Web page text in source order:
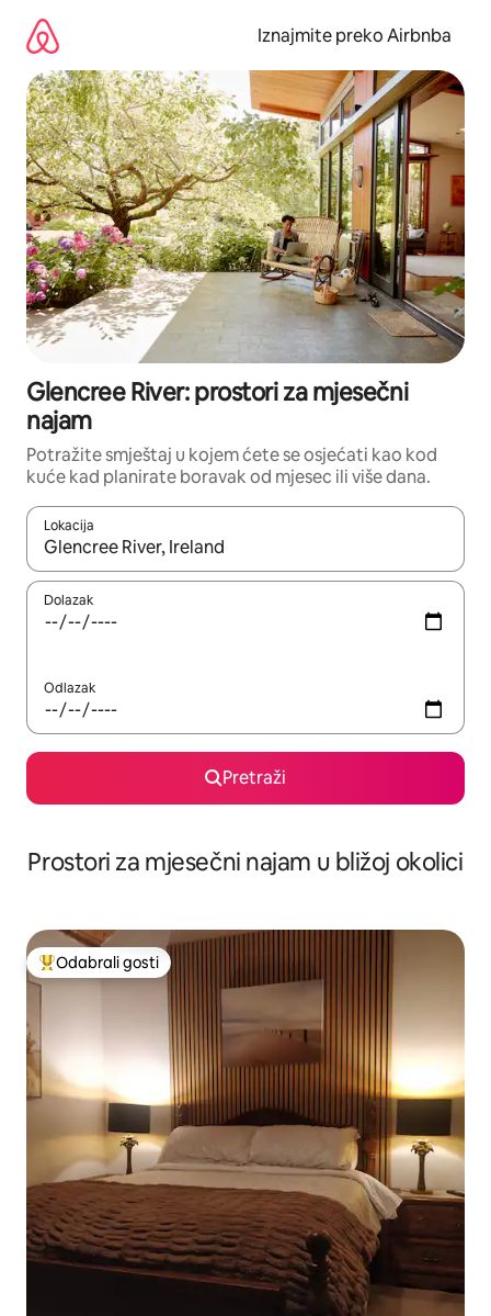
sadržaj
Iznajmite preko Airbnba
Glencree River: prostori za mjesečni
najam
Potražite smještaj u kojem ćete se osjećati kao kod
kuće kad planirate boravak od mjesec ili više dana.
Lokacija
Kada budu dostupni rezultati, moći ćete ih pregledati
Dolazak
Odlazak
Pretraži
Prostori za mjesečni najam u bližoj okolici
Među najviše rangiranima s oznakom „Odabrali gosti”
Odabrali gosti